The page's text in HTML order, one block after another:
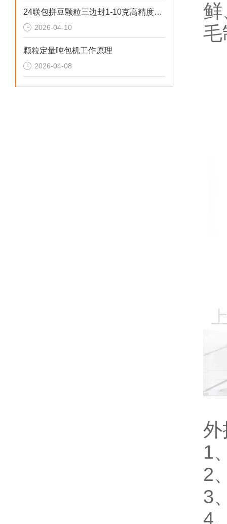
24联包拼豆颗粒三边封1-10克高精度自动包装机参数
2026-04-10
颗粒定量吨包机工作原理
2026-04-08
鲜
毛
外
1
2
3
4